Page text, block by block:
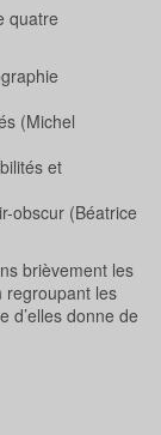
quatre
(Michel
et
obscur (Béatrice
brièvement les
regroupant les
d’elles donne de